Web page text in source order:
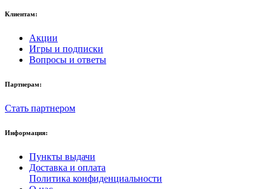
Клиентам:
Акции
Игры и подписки
Вопросы и ответы
Партнерам:
Стать партнером
Информация:
Пункты выдачи
Доставка и оплата
Политика конфиденциальности